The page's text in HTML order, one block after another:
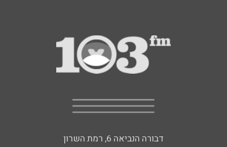
דבורה הנביאה 6, רמת השרון